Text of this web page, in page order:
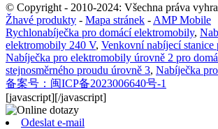
© Copyright - 2010-2024: Všechna práva
Žhavé produkty - Mapa stránek - AMP Mobile
Rychlonabíječka pro domácí elektromobily,
elektromobily 240 V, Venkovní nabíjecí stanice
Nabíječka pro elektromobily úrovně 2 pro
stejnosměrného proudu úrovně 3, Nabíječka
备案号：闽ICP备2023006640号-1
[javascript][/javascript]
Odeslat e-mail